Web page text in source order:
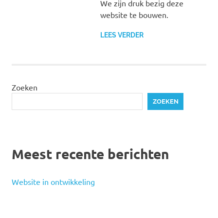
We zijn druk bezig deze
website te bouwen.
LEES VERDER
Zoeken
ZOEKEN
Meest recente berichten
Website in ontwikkeling